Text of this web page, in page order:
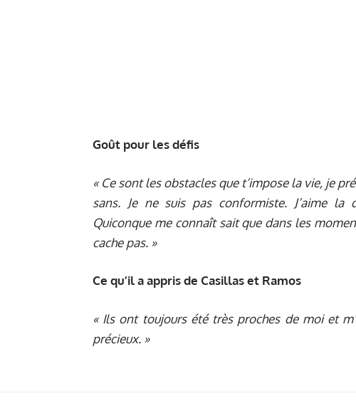
Goût pour les défis
« Ce sont les obstacles que t’impose la vie, je
sans. Je ne suis pas conformiste. J’aime
Quiconque me connaît sait que dans les
cache pas. »
Ce qu’il a appris de Casillas et Ramos
« Ils ont toujours été très proches de moi et
précieux. »